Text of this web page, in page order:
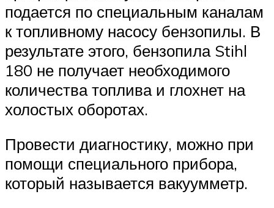
подается по специальным каналам
к топливному насосу бензопилы. В
результате этого, бензопила Stihl
180 не получает необходимого
количества топлива и глохнет на
холостых оборотах.
Провести диагностику, можно при
помощи специального прибора,
который называется вакуумметр.